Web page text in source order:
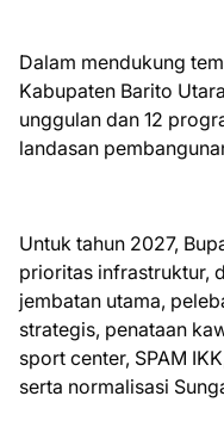
Dalam mendukung
Kabupaten Barito
unggulan dan 12
landasan
Untuk tahun 2027,
prioritas infrastruktur,
jembatan utama,
strategis, penataan
sport center, SPAM
serta normalisasi